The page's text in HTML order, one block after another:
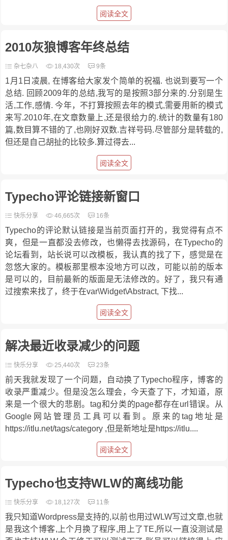
阅读全文
2010灰狼博客年终总结
杂七杂八 18,430次 9条
1月1日凌晨, 在博客给大家发个简单的祝福. 也说到要写一个
总结. 回顾2009年的总结,我写的是按照3部分来的.分别是生
活,工作,感情. 今年，不打算按照去年的模式,需要用新的模式
来写.2010年,在文章数量上,还是很给力的.统计的数量有180
篇,数目算不错的了,也刚好双数.吉祥号码.尽管部分是转载的,
但还是自己胡扯的比较多.算过得去...
阅读全文
Typecho评论链接新窗口
快乐分享 46,665次 16条
Typecho的评论默认链接是当前页面打开的，我觉得有点不
爽，但是一直都没去修改，也懒得去找源码，在Typecho的
论坛看到，站长说可以改模板，我认真的找了下，感觉是在
忽悠大家的。模板那里根本没地方可以改，可能以前的版本
是可以的，目前最新的版面是无法修改的。好了，我只有通
过搜索来找了，终于在var\Widget\Abstract, 下找...
阅读全文
解决最近收录减少的问题
快乐分享 25,440次 23条
前天我就发现了一个问题，自动换了Typecho程序，博客的
收录严重减少。但是没怎么理会，今天查了下，才知道，原
来是一个很大的悲剧。tag和分类的page都存在url错误。从
Google网站管理员工具可以看到。原来的tag地址是
https://itlu.net/tags/category ,但是新地址是https://itlu....
阅读全文
Typecho也支持WLW的离线功能
快乐分享 18,127次 11条
我只知道Wordpress是支持的,以前也用过WLW写过文章,也就
是我这个博客,上个月换了程序,用上了TE,所以一直没测试是